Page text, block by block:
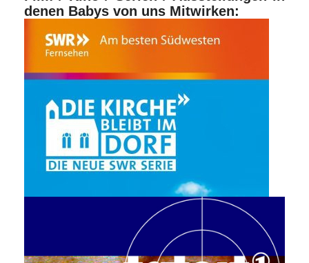
denen Babys von uns Mitwirken: